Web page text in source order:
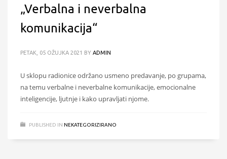
RADIONICA SOFT-VJEŠTINE:
„Verbalna i neverbalna
komunikacija“
PETAK, 05 OŽUJKA 2021 BYADMIN
U sklopu radionice održano usmeno predavanje, po grupama,
inteligencije, ljutnje i kako upravljati njome.